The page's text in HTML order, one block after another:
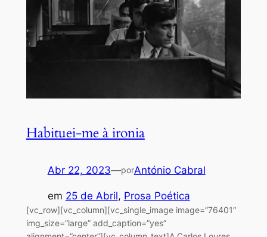
Habituei-me à ironia
Abr 22, 2023—porAntónio Cabral
em 25 de Abril, Prosa Poética
[vc_row][vc_column][vc_single_image image=”76401″
img_size=”large” add_caption=”yes”